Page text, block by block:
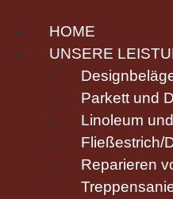
HOME
UNSERE
Parkett und
Linoleum
Fließestrich/
Reparieren